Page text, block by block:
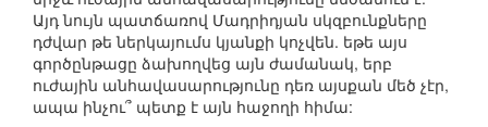
Այդ նույն պատճառով Մադրիդյան սկզբունքները
դժվար թե ներկայումս կյանքի կոչվեն. եթե այս
գործընթացը ձախողվեց այն ժամանակ, երբ
ուժային անհավասարությունը դեռ այսքան մեծ չէր,
ապա ինչու՞ պետք է այն հաջողի հիմա: